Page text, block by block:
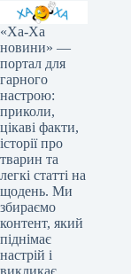
«Ха-Ха
новини» —
портал для
гарного
настрою:
приколи,
цікаві факти,
історії про
тварин та
легкі статті на
щодень. Ми
збираємо
контент, який
піднімає
настрій і
викликає